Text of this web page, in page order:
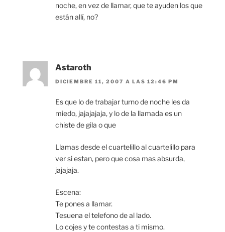
noche, en vez de llamar, que te ayuden los que
están allí, no?
Astaroth
DICIEMBRE 11, 2007 A LAS 12:46 PM
Es que lo de trabajar turno de noche les da
miedo, jajajajaja, y lo de la llamada es un
chiste de gila o que
Llamas desde el cuartelillo al cuartelillo para
ver si estan, pero que cosa mas absurda,
jajajaja.
Escena:
Te pones a llamar.
Tesuena el telefono de al lado.
Lo cojes y te contestas a ti mismo.